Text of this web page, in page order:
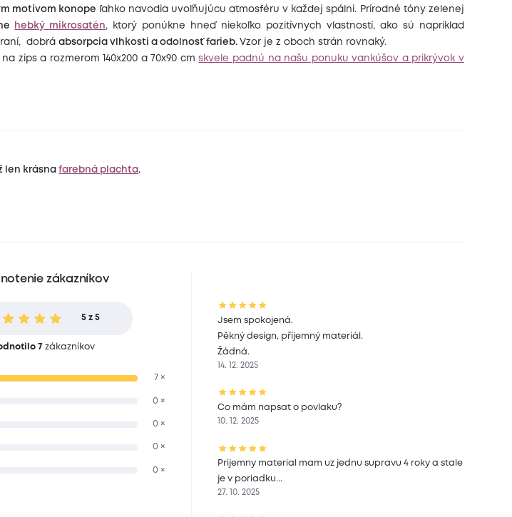
motívom konope ľahko navodia uvoľňujúcu atmosféru v každej spálni. Prírodné tóny zelenej
hebký mikrosatén, ktorý ponúkne hneď niekoľko pozitívnych vlastností, ako sú napríklad
dobráabsorpcia vlhkosti a odolnosť farieb.Vzor je z oboch strán rovnaký.
zips a rozmerom 140x200 a 70x90 cmskvele padnú na našu ponuku vankúšov a prikrývok v
len krásnafarebná plachta.
zákazníkov
5 z 5
7 zákazníkov
7 ×
0 ×
0 ×
0 ×
0 ×
Jsem spokojená.
Pěkný design, příjemný materiál.
Žádná.
14. 12. 2025
Co mám napsat o povlaku?
10. 12. 2025
Prijemny material mam uz jednu supravu 4 roky a stale
je v poriadku...
27. 10. 2025